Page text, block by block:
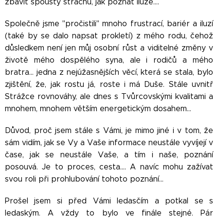
Společně jsme "pročistili" mnoho frustrací, bariér a iluzí
(také by se dalo napsat prokletí) z mého rodu, čehož
důsledkem není jen můj osobní růst a viditelné změny v
životě mého dospělého syna, ale i rodičů a mého
bratra… jedna z nejúžasnějších věcí, která se stala, bylo
zjištění, že, jak rostu já, roste i má Duše. Stále uvnitř
Strážce rovnováhy, ale dnes s Tvůrcovskými kvalitami a
mnohem, mnohem větším energetickým dosahem…
Důvod, proč jsem stále s Vámi, je mimo jiné i v tom, že
sám vidím, jak se Vy a Vaše informace neustále vyvíjejí v
čase, jak se neustále Vaše, a tím i naše, poznání
posouvá. Je to proces, cesta…. A navíc mohu zažívat
svou roli při prohlubování tohoto poznání…
Prošel jsem si před Vámi ledasčím a potkal se s
ledaským. A vždy to bylo ve finále stejné. Pár